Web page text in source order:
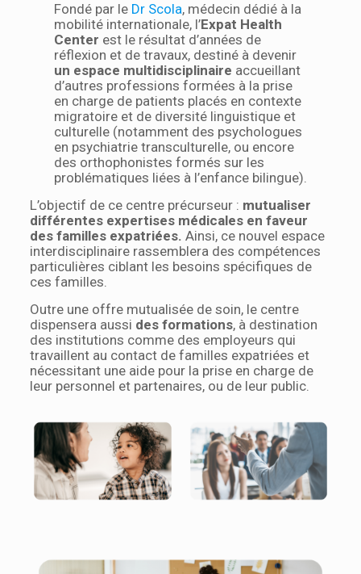
Fondé par le Dr Scola, médecin dédié à la
mobilité internationale, l’Expat Health
Center est le résultat d’années de
réflexion et de travaux, destiné à devenir
un espace multidisciplinaire accueillant
d’autres professions formées à la prise
en charge de patients placés en contexte
migratoire et de diversité linguistique et
culturelle (notamment des psychologues
en psychiatrie transculturelle, ou encore
des orthophonistes formés sur les
problématiques liées à l’enfance bilingue).
L’objectif de ce centre précurseur : mutualiser
différentes expertises médicales en faveur
des familles expatriées. Ainsi, ce nouvel espace
interdisciplinaire rassemblera des compétences
particulières ciblant les besoins spécifiques de
ces familles.
Outre une offre mutualisée de soin, le centre
dispensera aussi des formations, à destination
des institutions comme des employeurs qui
travaillent au contact de familles expatriées et
nécessitant une aide pour la prise en charge de
leur personnel et partenaires, ou de leur public.